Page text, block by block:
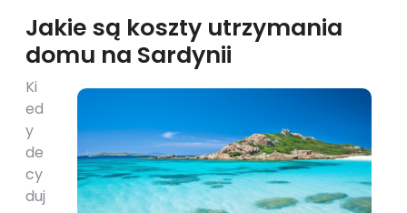
Jakie są koszty utrzymania
domu na Sardynii
Ki
ed
y
de
cy
duj